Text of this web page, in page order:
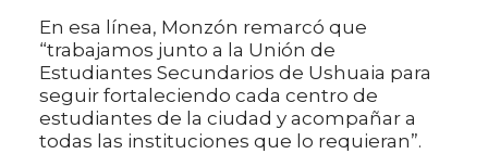
En esa línea, Monzón remarcó que
“trabajamos junto a la Unión de
Estudiantes Secundarios de Ushuaia para
seguir fortaleciendo cada centro de
estudiantes de la ciudad y acompañar a
todas las instituciones que lo requieran”.